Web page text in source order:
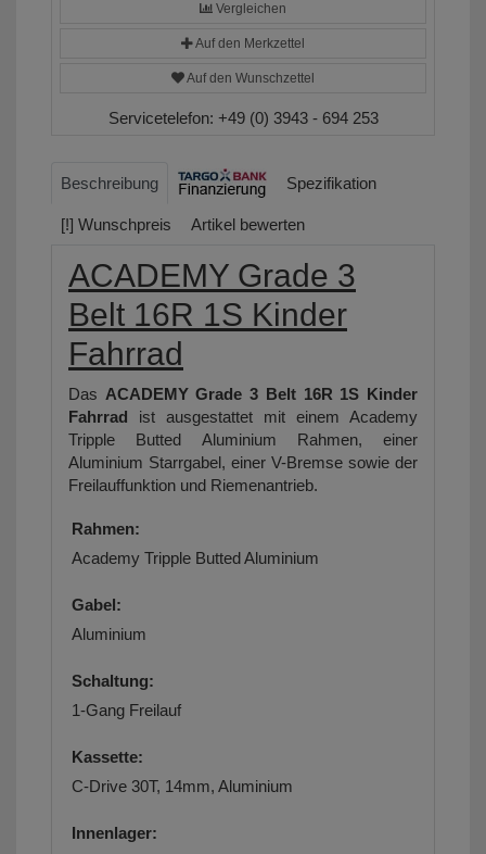
Vergleichen
Auf den Merkzettel
Auf den Wunschzettel
Servicetelefon: +49 (0) 3943 - 694 253
Beschreibung Spezifikation
[!] Wunschpreis Artikel bewerten
ACADEMY Grade 3
Belt 16R 1S Kinder
Fahrrad
Das ACADEMY Grade 3 Belt 16R 1S Kinder
Fahrrad ist ausgestattet mit einem Academy
Tripple Butted Aluminium Rahmen, einer
Aluminium Starrgabel, einer V-Bremse sowie der
Freilauffunktion und Riemenantrieb.
Rahmen:
Academy Tripple Butted Aluminium
Gabel:
Aluminium
Schaltung:
1-Gang Freilauf
Kassette:
C-Drive 30T, 14mm, Aluminium
Innenlager: